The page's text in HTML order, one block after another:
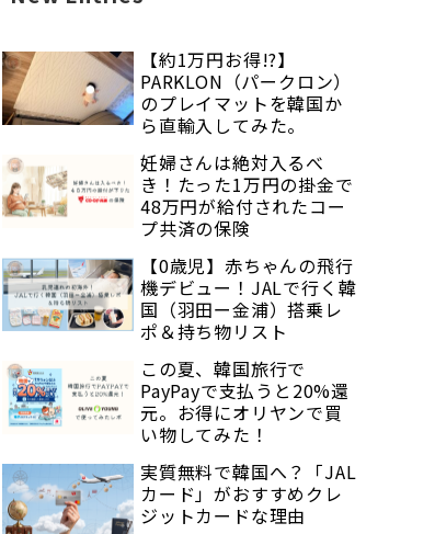
【約1万円お得!?】
PARKLON（パークロン）
のプレイマットを韓国か
ら直輸入してみた。
妊婦さんは絶対入るべ
き！たった1万円の掛金で
48万円が給付されたコー
プ共済の保険
【0歳児】赤ちゃんの飛行
機デビュー！JALで行く韓
国（羽田ー金浦）搭乗レ
ポ＆持ち物リスト
この夏、韓国旅行で
PayPayで支払うと20%還
元。お得にオリヤンで買
い物してみた！
実質無料で韓国へ？「JAL
カード」がおすすめクレ
ジットカードな理由